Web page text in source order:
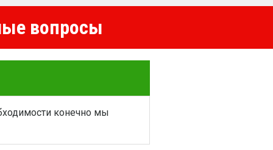
вопросы
конечно мы